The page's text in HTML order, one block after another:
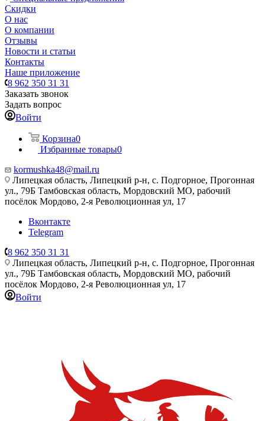
Скидки
О нас
О компании
Отзывы
Новости и статьи
Контакты
Наше приложение
8 962 350 31 31
Заказать звонок
Задать вопрос
Войти
Корзина0
Избранные товары0
kormushka48@mail.ru
Липецкая область, Липецкий р-н, с. Подгорное, Прогонная
ул., 79Б Тамбовская область, Мордовский МО, рабочий
посёлок Мордово, 2-я Революционная ул, 17
Вконтакте
Telegram
8 962 350 31 31
Липецкая область, Липецкий р-н, с. Подгорное, Прогонная
ул., 79Б Тамбовская область, Мордовский МО, рабочий
посёлок Мордово, 2-я Революционная ул, 17
Войти